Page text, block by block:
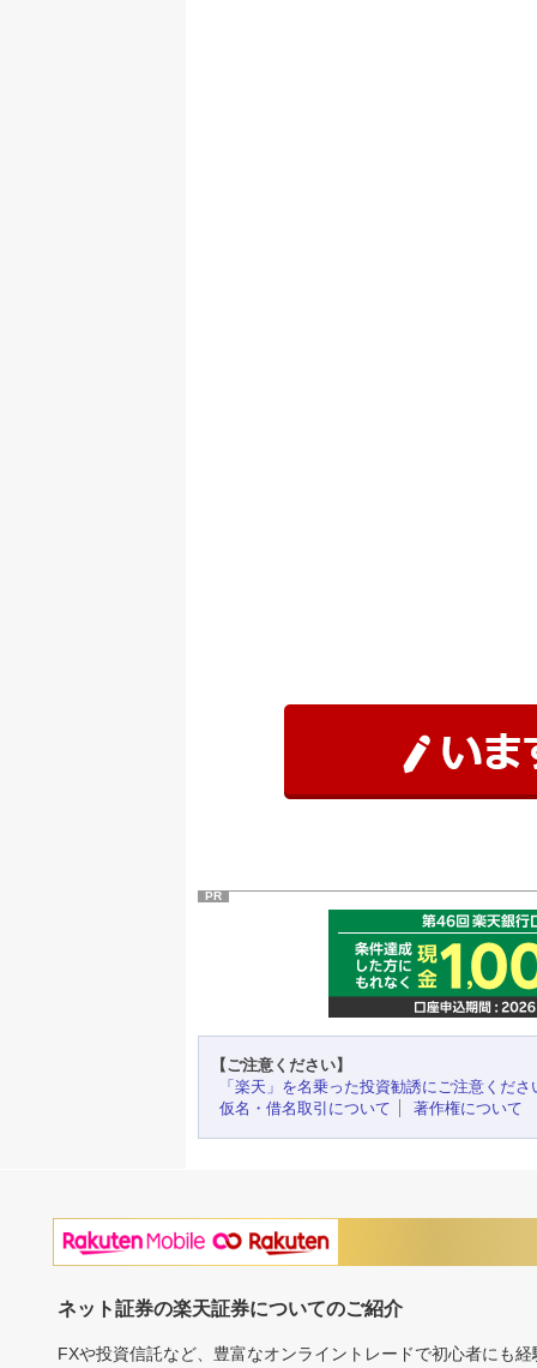
PR
【ご注意ください】
「楽天」を名乗った投資勧誘にご注意くださ
仮名・借名取引について
著作権について
ネット証券の楽天証券についてのご紹介
FXや投資信託など、豊富なオンライントレードで初心者にも